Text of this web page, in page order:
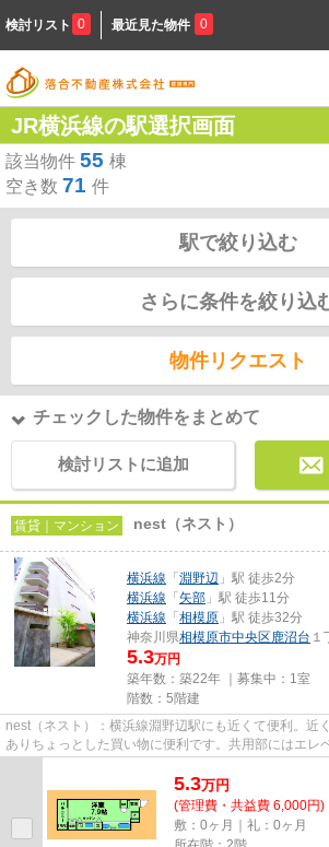
検討リスト 0 最近見た物件 0
JR横浜線の駅選択画面
該当物件 55 棟
空き数 71 件
駅で絞り込む
さらに条件を絞り込
物件リクエスト
チェックした物件をまとめて
検討リストに追加
賃貸｜マンション nest（ネスト）
横浜線 「 淵野辺 」駅 徒歩2分
横浜線 「 矢部 」駅 徒歩11分
横浜線 「 相模原 」駅 徒歩32分
神奈川県相模原市中央区鹿沼台 １
5.3万円
築年数：築22年 ｜募集中： 1室
階数：5階建
nest（ネスト）：横浜線淵野辺駅にも近くて便利。近
ありちょっとした買い物に便利です。共用部にはエレ
5.3万円
(管理費・共益費 6,000円)
敷：0ヶ月｜礼：0ヶ月